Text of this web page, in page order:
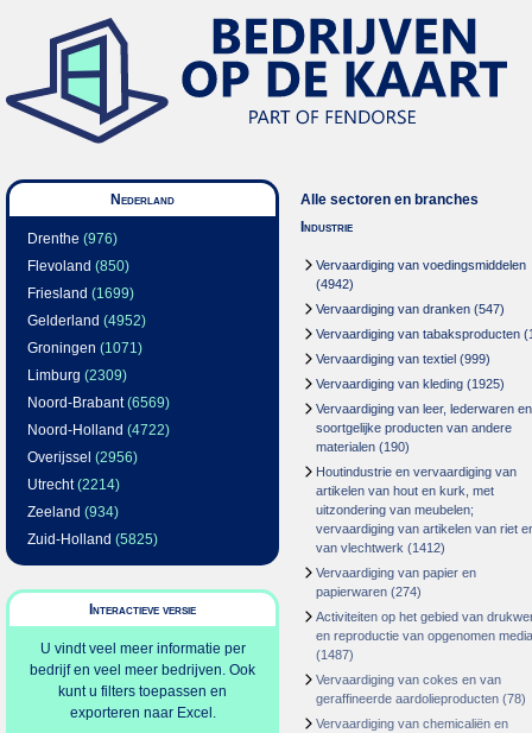
Nederland
Drenthe (976)
Flevoland (850)
Friesland (1699)
Gelderland (4952)
Groningen (1071)
Limburg (2309)
Noord-Brabant(6569)
Noord-Holland (4722)
Overijssel (2956)
Utrecht(2214)
Zeeland (934)
Zuid-Holland (5825)
Interactieve versie
U vindt veel meer informatie per
bedrijf en veel meer bedrijven. Ook
kunt u filters toepassen en
exporteren naar Excel.
Alle sectoren en branches
Industrie
Vervaardiging van voedingsmiddelen
(4942)
Vervaardiging van dranken (547)
Vervaardiging van tabaksproducten
Vervaardiging van textiel (999)
Vervaardiging van kleding (1925)
Vervaardiging van leer, lederwaren en
soortgelijke producten van andere
materialen (190)
Houtindustrie en vervaardiging van
artikelen van hout en kurk, met
uitzondering van meubelen;
vervaardiging van artikelen van riet
van vlechtwerk (1412)
Vervaardiging van papier en
papierwaren (274)
Activiteiten op het gebied van
en reproductie van opgenomen media
(1487)
Vervaardiging van cokes en van
geraffineerde aardolieproducten (78)
Vervaardiging van chemicaliën en